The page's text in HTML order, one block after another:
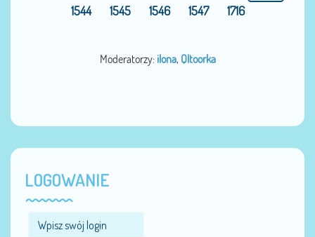
1544
1545 1546 1547 1716
Moderatorzy: ilona, Qltoorka
LOGOWANIE